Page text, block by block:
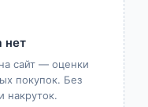
нет
сайт — оценки
покупок. Без
накруток.